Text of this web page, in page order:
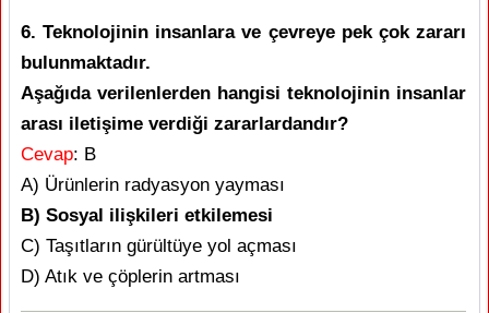
6. Teknolojinin insanlara ve çevreye pek çok zararı
bulunmaktadır.
Aşağıda verilenlerden hangisi teknolojinin insanlar
arası iletişime verdiği zararlardandır?
Cevap: B
A) Ürünlerin radyasyon yayması
B) Sosyal ilişkileri etkilemesi
C) Taşıtların gürültüye yol açması
D) Atık ve çöplerin artması